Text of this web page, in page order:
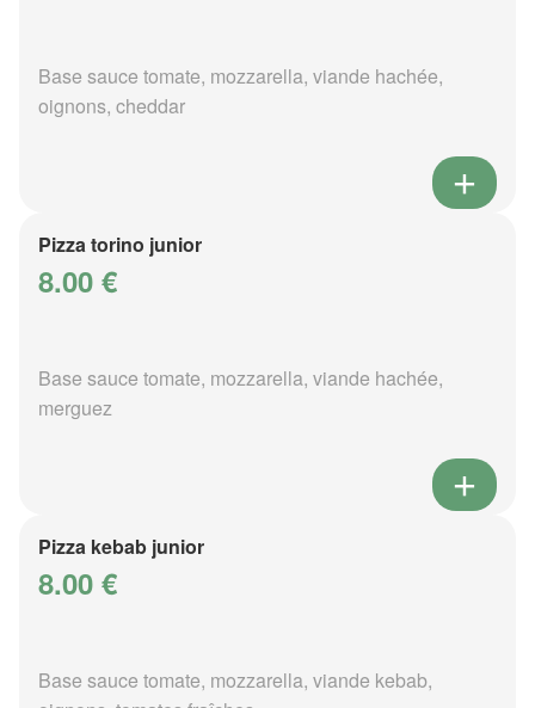
Base sauce tomate, mozzarella, viande hachée,
oignons, cheddar
Pizza torino junior
8.00 €
Base sauce tomate, mozzarella, viande hachée,
merguez
Pizza kebab junior
8.00 €
Base sauce tomate, mozzarella, viande kebab,